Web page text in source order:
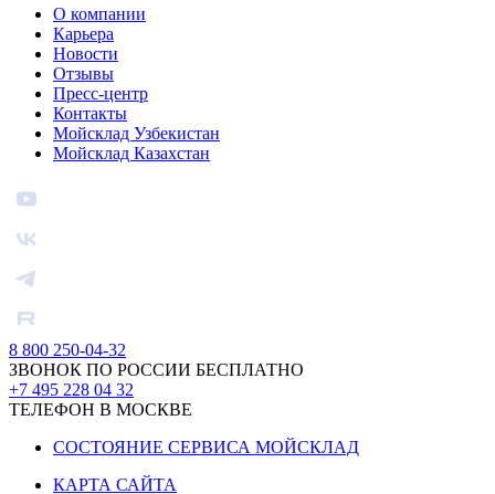
О компании
Карьера
Новости
Отзывы
Пресс-центр
Контакты
Мойсклад Узбекистан
Мойсклад Казахстан
8 800 250-04-32
ЗВОНОК ПО РОССИИ БЕСПЛАТНО
+7 495 228 04 32
ТЕЛЕФОН В МОСКВЕ
СОСТОЯНИЕ СЕРВИСА МОЙСКЛАД
КАРТА САЙТА